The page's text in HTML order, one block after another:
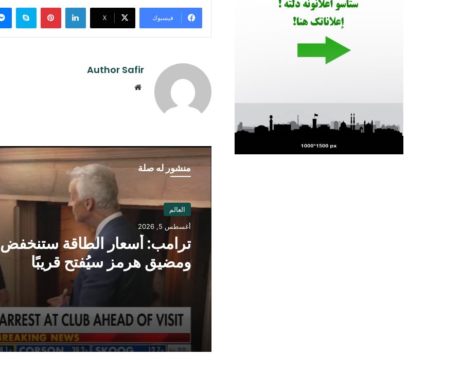
فيسبوك ‫X
لينكدإن بينتيريست
Author Safir
منشور له صلة
العالم
أغسطس 5, 2026
ترامب: أسعار الطاقة ستنخفض
ومضيق هرمز سيُفتح قريبًا